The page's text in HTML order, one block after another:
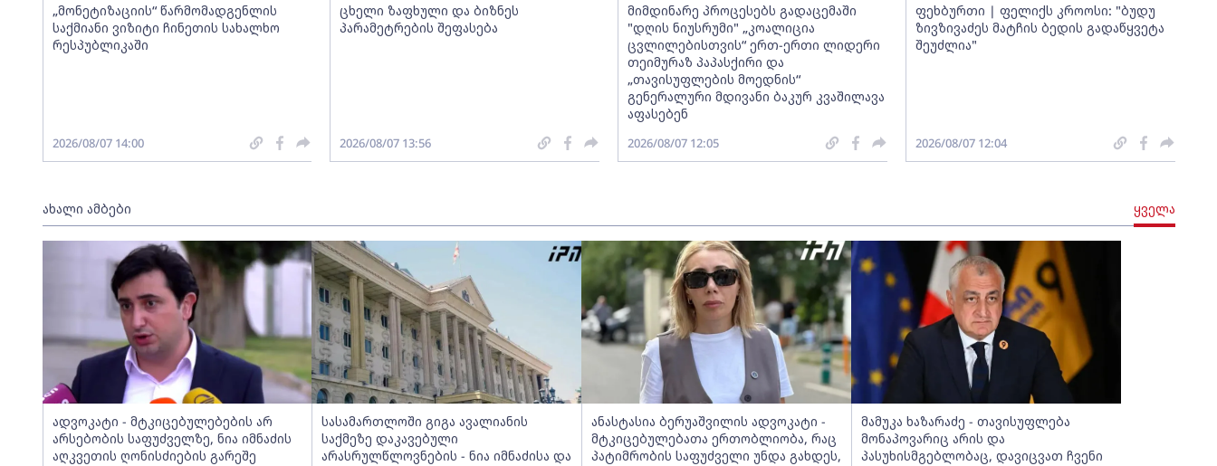
„მონეტიზაციის“ წარმომადგენლის
საქმიანი ვიზიტი ჩინეთის სახალხო
რესპუბლიკაში
2026/08/07 14:00
ცხელი ზაფხული და ბიზნეს
პარამეტრების შეფასება
2026/08/07 13:56
მიმდინარე პროცესებს გადაცემაში
"დღის ნიუსრუმი" „კოალიცია
ცვლილებისთვის“ ერთ-ერთი ლიდერი
თეიმურაზ პაპასქირი და
„თავისუფლების მოედნის“
გენერალური მდივანი ბაკურ კვაშილავა
აფასებენ
2026/08/07 12:05
ფეხბურთი | ფელიქს კროოსი: "ბუდუ
ზივზივაძეს მატჩის ბედის გადაწყვეტა
შეუძლია"
2026/08/07 12:04
ახალი ამბები ყველა
ადვოკატი - მტკიცებულებების არ
არსებობის საფუძველზე, ნია იმნაძის
აღკვეთის ღონისძიების გარეშე
სასამართლოში გიგა ავალიანის
საქმეზე დაკავებული
არასრულწლოვნების - ნია იმნაძისა და
ანასტასია ბერუაშვილის ადვოკატი -
მტკიცებულებათა ერთობლიობა, რაც
პატიმრობის საფუძველი უნდა გახდეს,
მამუკა ხაზარაძე - თავისუფლება
მონაპოვარიც არის და
პასუხისმგებლობაც, დავიცვათ ჩვენი